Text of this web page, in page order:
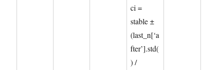
ci =
stable ±
(last_n[‘a
fter’].std(
) /